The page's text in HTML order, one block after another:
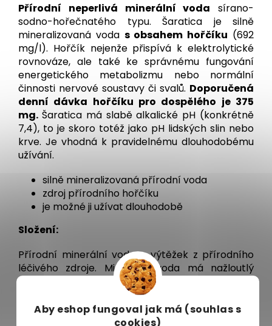
Aby eshop fungoval jak má (souhlas s
cookies)
Přírodní neperlivá minerální voda sírano-
sodno-hořečnatého typu. Šaratica je silně
mineralizovaná voda s obsahem hořčíku (692
mg/l). Hořčík nejenže přispívá k elektrolytické
rovnováze, ale také ke správnému fungování
energetického metabolizmu nebo normální
činnosti nervové soustavy či svalů. Doporučená
denní dávka hořčíku pro dospělého je 375
mg. Šaratica má slabě alkalické pH (konkrétně
7,4), to je skoro totéž jako pH lidských slin nebo
krve. Je vhodná k pravidelnému dlouhodobému
užívání.
silně mineralizovaná přírodní voda
zdroj přírodního hořčíku
je možné ji užívat dlouhodobě
Složení:
Přírodní minerální voda – výtěžek z přírodního
léčivého zdroje. Minerální voda má nažloutlý
odstín a je bez pachu. Během dlouhodobého
skladování může vykazovat vločkový sediment.
Dávkování: